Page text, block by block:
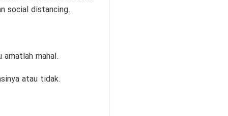
social distancing.
amatlah mahal.
atau tidak.